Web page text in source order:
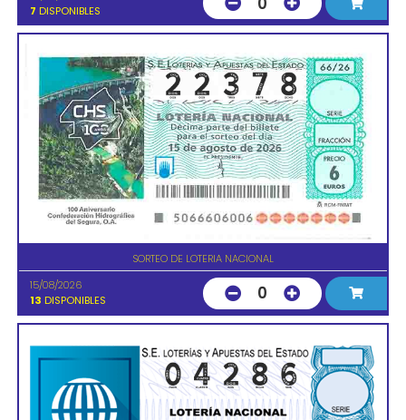
7 DISPONIBLES
SORTEO DE LOTERIA NACIONAL
15/08/2026
13 DISPONIBLES 0